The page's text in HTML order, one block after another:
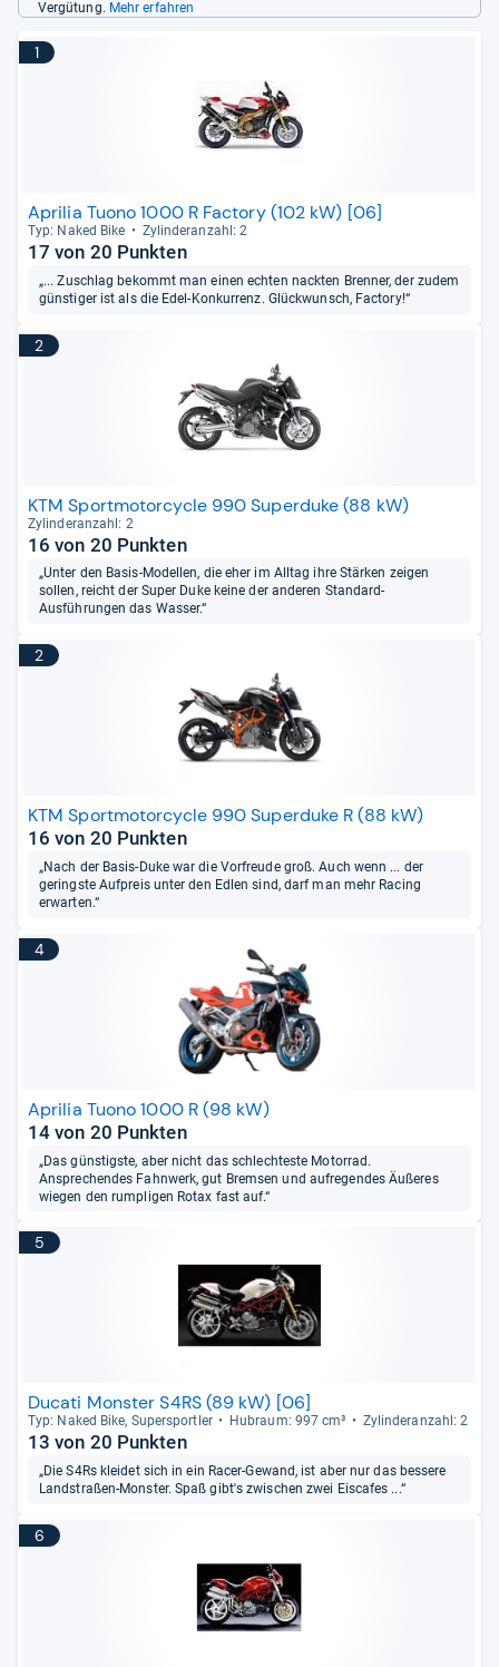
Vergütung. Mehr erfahren
1
Aprilia Tuono 1000 R Factory (102 kW) [06]
Typ: Naked Bike Zylin­deran­zahl: 2
17 von 20 Punkten
„... Zuschlag bekommt man einen echten nackten Brenner, der zudem
günstiger ist als die Edel-Konkurrenz. Glückwunsch, Factory!“
2
KTM Sportmotorcycle 990 Superduke (88 kW)
Zylin­deran­zahl: 2
16 von 20 Punkten
„Unter den Basis-Modellen, die eher im Alltag ihre Stärken zeigen
sollen, reicht der Super Duke keine der anderen Standard-
Ausführungen das Wasser.“
2
KTM Sportmotorcycle 990 Superduke R (88 kW)
16 von 20 Punkten
„Nach der Basis-Duke war die Vorfreude groß. Auch wenn ... der
geringste Aufpreis unter den Edlen sind, darf man mehr Racing
erwarten.“
4
Aprilia Tuono 1000 R (98 kW)
14 von 20 Punkten
„Das günstigste, aber nicht das schlechteste Motorrad.
Ansprechendes Fahnwerk, gut Bremsen und aufregendes Äußeres
wiegen den rumpligen Rotax fast auf.“
5
Ducati Monster S4RS (89 kW) [06]
Typ: Naked Bike, Super­sport­ler Hub­raum: 997 cm³ Zylin­deran­zahl: 2
13 von 20 Punkten
„Die S4Rs kleidet sich in ein Racer-Gewand, ist aber nur das bessere
Landstraßen-Monster. Spaß gibt's zwischen zwei Eiscafes ...“
6